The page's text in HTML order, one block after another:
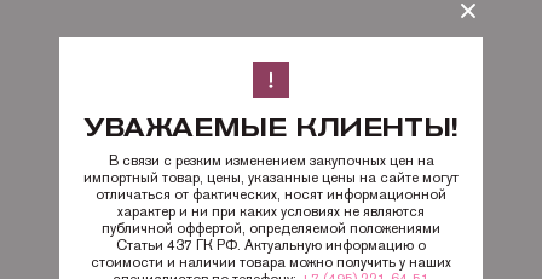
УВАЖАЕМЫЕ КЛИЕНТЫ!
В связи с резким изменением закупочных цен на
импортный товар, цены, указанные цены на сайте могут
отличаться от фактических, носят информационной
характер и ни при каких условиях не являются
публичной оффертой, определяемой положениями
Статьи 437 ГК РФ. Актуальную информацию о
стоимости и наличии товара можно получить у наших